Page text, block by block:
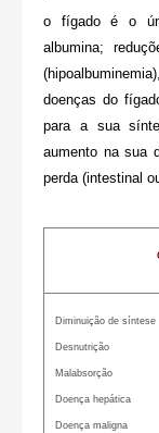
o fígado é o
albumina;
doenças do
para a sua
aumento na sua
perda (intestinal
Diminuição de síntese
Desnutrição
Malabsorção
Doença hepática
Doença maligna